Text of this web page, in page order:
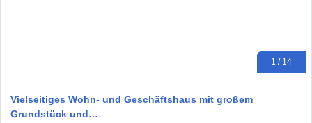
1 / 14
Vielseitiges Wohn- und Geschäftshaus mit großem
Grundstück und…